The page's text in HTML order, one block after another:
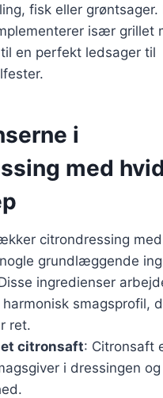
fisk eller grøntsager.
især grillet
en perfekt ledsager til
i
med
citrondressing
grundlæggende
ingredienser
smagsprofil,
ret.
citronsaft: Citronsaft
i dressingen